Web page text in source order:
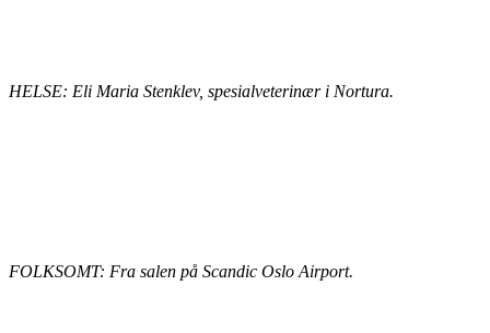
HELSE: Eli Maria Stenklev, spesialveterinær i Nortura.
FOLKSOMT: Fra salen på Scandic Oslo Airport.